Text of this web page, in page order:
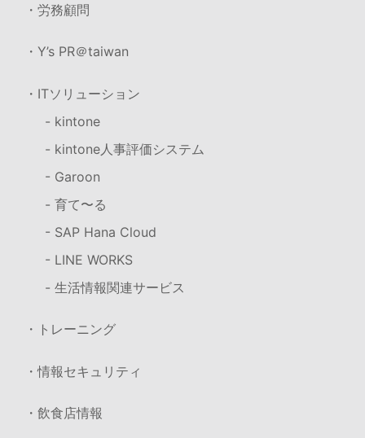
・労務顧問
・Y’s PR＠taiwan
・ITソリューション
- kintone
- kintone人事評価システム
- Garoon
- 育て〜る
- SAP Hana Cloud
- LINE WORKS
- 生活情報関連サービス
・トレーニング
・情報セキュリティ
・飲食店情報